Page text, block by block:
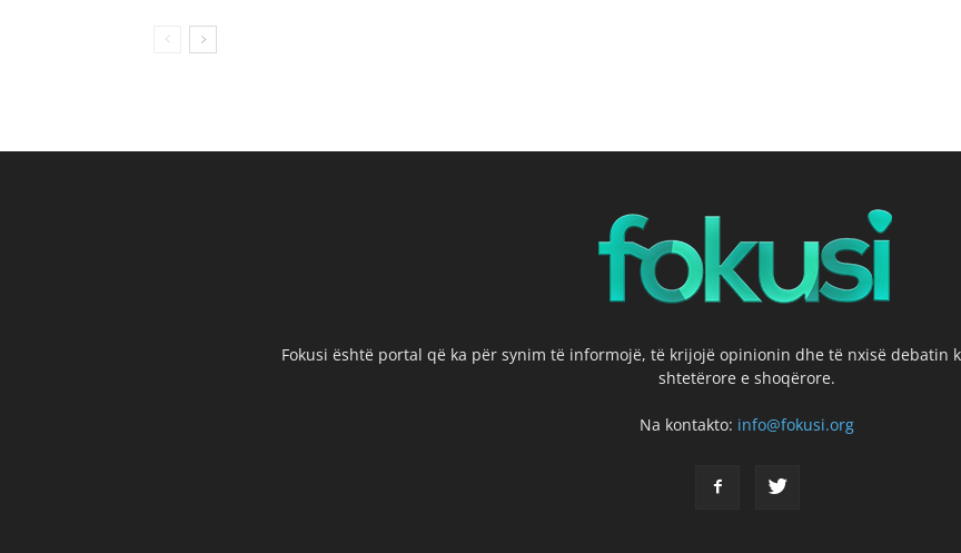
Fokusi është portal që ka për synim të informojë, të krijojë opinionin dhe të nxisë debatin
shtetërore e shoqërore.
Na kontakto: info@fokusi.org